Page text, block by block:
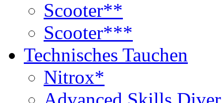
Scooter**
Scooter***
Technisches Tauchen
Nitrox*